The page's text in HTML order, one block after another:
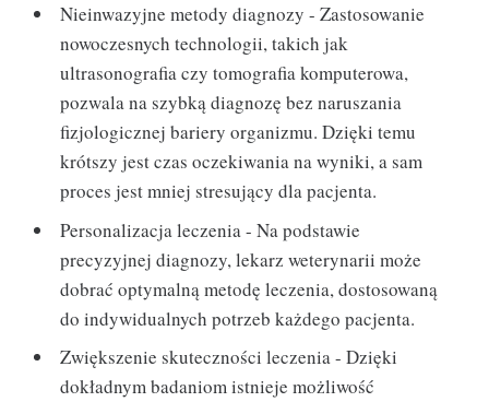
Nieinwazyjne metody diagnozy - Zastosowanie
nowoczesnych technologii, takich jak
ultrasonografia czy tomografia komputerowa,
pozwala na szybką diagnozę bez naruszania
fizjologicznej bariery organizmu. Dzięki temu
krótszy jest czas oczekiwania na wyniki, a sam
proces jest mniej stresujący dla pacjenta.
Personalizacja leczenia - Na podstawie
precyzyjnej diagnozy, lekarz weterynarii może
dobrać optymalną metodę leczenia, dostosowaną
do indywidualnych potrzeb każdego pacjenta.
Zwiększenie skuteczności leczenia - Dzięki
dokładnym badaniom istnieje możliwość